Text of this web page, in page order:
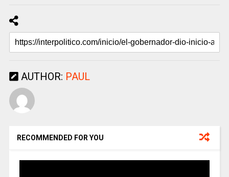
AUTHOR: PAUL
RECOMMENDED FOR YOU